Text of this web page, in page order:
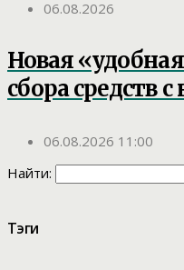
06.08.2026
Новая
сбора средств
06.08.2026 11:00
Найти:
Тэги